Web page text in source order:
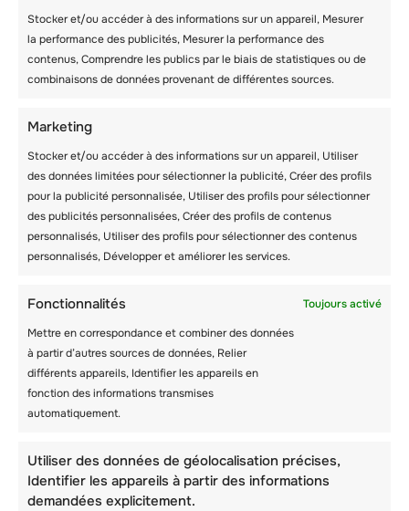
Stocker et/ou accéder à des informations sur un appareil, Mesurer
la performance des publicités, Mesurer la performance des
contenus, Comprendre les publics par le biais de statistiques ou de
combinaisons de données provenant de différentes sources.
Marketing
Stocker et/ou accéder à des informations sur un appareil, Utiliser
des données limitées pour sélectionner la publicité, Créer des profils
pour la publicité personnalisée, Utiliser des profils pour sélectionner
des publicités personnalisées, Créer des profils de contenus
personnalisés, Utiliser des profils pour sélectionner des contenus
personnalisés, Développer et améliorer les services.
Fonctionnalités
Toujours activé
Mettre en correspondance et combiner des données
à partir d’autres sources de données, Relier
différents appareils, Identifier les appareils en
fonction des informations transmises
automatiquement.
Utiliser des données de géolocalisation précises,
Identifier les appareils à partir des informations
demandées explicitement.
QUELS SONT LES
CARACTÉRISTIQUES
ET LES AVANTAGES
UNIQUES DES
CAMPS D’HIVER EN
SUISSE ?